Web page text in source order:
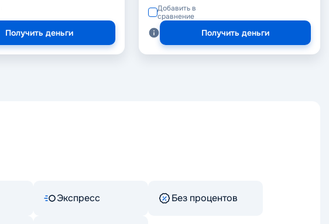
Получить деньги
Добавить в
сравнение
Получить деньги
Экспресс Без процентов